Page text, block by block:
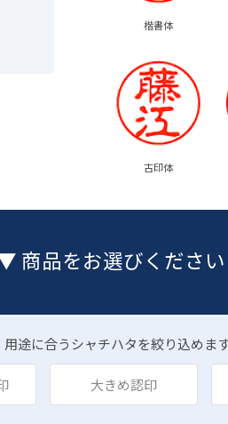
楷書体
古印体
商品をお選びくださ
用途に合うシャチハタを絞り込めます
大きめ認印